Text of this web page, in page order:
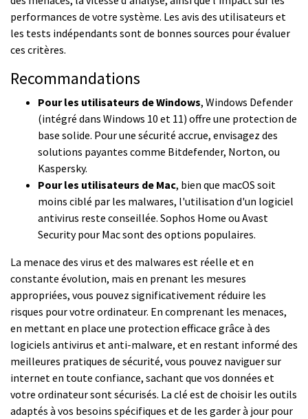
performances de votre système. Les avis des utilisateurs et
les tests indépendants sont de bonnes sources pour évaluer
ces critères.
Recommandations
Pour les utilisateurs de Windows, Windows Defender
(intégré dans Windows 10 et 11) offre une protection de
base solide. Pour une sécurité accrue, envisagez des
solutions payantes comme Bitdefender, Norton, ou
Kaspersky.
Pour les utilisateurs de Mac, bien que macOS soit
moins ciblé par les malwares, l'utilisation d'un logiciel
antivirus reste conseillée. Sophos Home ou Avast
Security pour Mac sont des options populaires.
La menace des virus et des malwares est réelle et en
constante évolution, mais en prenant les mesures
appropriées, vous pouvez significativement réduire les
risques pour votre ordinateur. En comprenant les menaces,
en mettant en place une protection efficace grâce à des
logiciels antivirus et anti-malware, et en restant informé des
meilleures pratiques de sécurité, vous pouvez naviguer sur
internet en toute confiance, sachant que vos données et
votre ordinateur sont sécurisés. La clé est de choisir les outils
adaptés à vos besoins spécifiques et de les garder à jour pour